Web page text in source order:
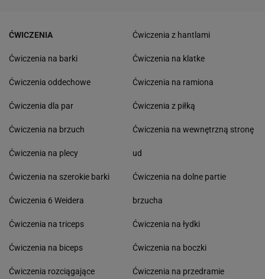
ĆWICZENIA
Ćwiczenia na barki
Ćwiczenia oddechowe
Ćwiczenia dla par
Ćwiczenia na brzuch
Ćwiczenia na plecy
Ćwiczenia na szerokie barki
Ćwiczenia 6 Weidera
Ćwiczenia na triceps
Ćwiczenia na biceps
Ćwiczenia rozciągające
Ćwiczenia z hantlami
Ćwiczenia na klatke
Ćwiczenia na ramiona
Ćwiczenia z piłką
Ćwiczenia na wewnętrzną stronę
ud
Ćwiczenia na dolne partie
brzucha
Ćwiczenia na łydki
Ćwiczenia na boczki
Ćwiczenia na przedramie